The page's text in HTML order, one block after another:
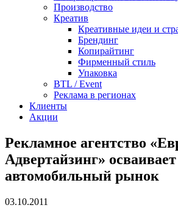
Производство
Креатив
Креативные идеи и
Брендинг
Копирайтинг
Фирменный стиль
Упаковка
BTL / Event
Реклама в регионах
Клиенты
Акции
Рекламное агентство
Адвертайзинг» осваивает
автомобильный рынок
03.10.2011